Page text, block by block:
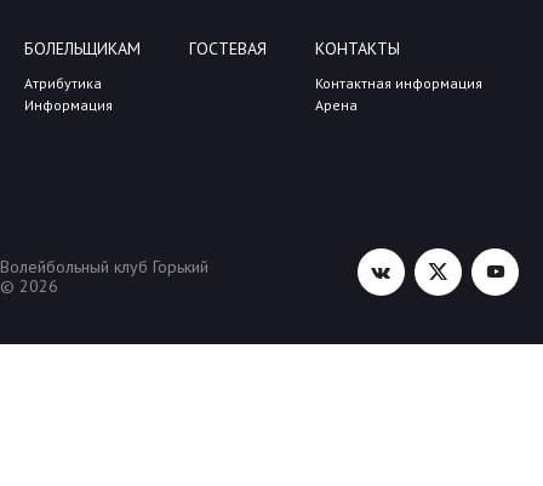
БОЛЕЛЬЩИКАМ
Атрибутика
Информация
ГОСТЕВАЯ КОНТАКТЫ
Контактная информация
Арена
Волейбольный клуб Горький
© 2026